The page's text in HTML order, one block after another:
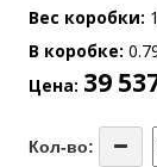
Вес коробки
В коробке
Цена 39
Кол-во: